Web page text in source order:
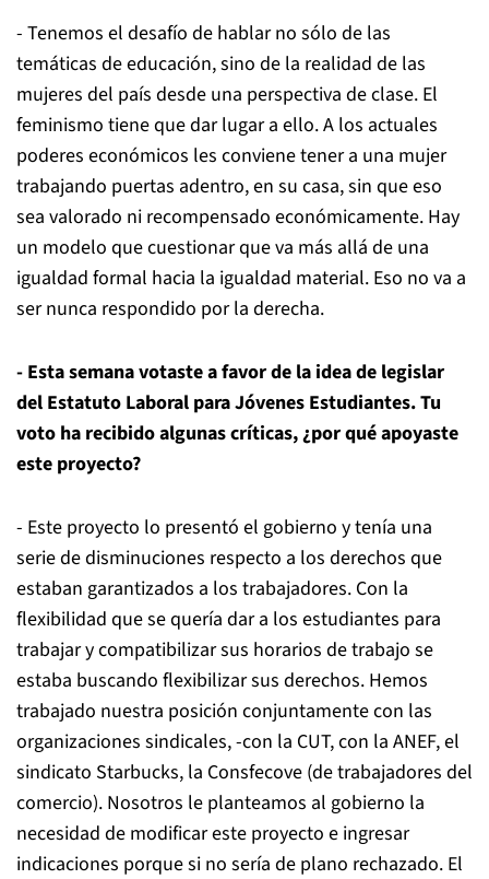
- Tenemos el desafío de hablar no sólo de las
temáticas de educación, sino de la realidad de las
mujeres del país desde una perspectiva de clase. El
feminismo tiene que dar lugar a ello. A los actuales
poderes económicos les conviene tener a una mujer
trabajando puertas adentro, en su casa, sin que eso
sea valorado ni recompensado económicamente. Hay
un modelo que cuestionar que va más allá de una
igualdad formal hacia la igualdad material. Eso no va a
ser nunca respondido por la derecha.
- Esta semana votaste a favor de la idea de legislar
del Estatuto Laboral para Jóvenes Estudiantes. Tu
voto ha recibido algunas críticas, ¿por qué apoyaste
este proyecto?
- Este proyecto lo presentó el gobierno y tenía una
serie de disminuciones respecto a los derechos que
estaban garantizados a los trabajadores. Con la
flexibilidad que se quería dar a los estudiantes para
trabajar y compatibilizar sus horarios de trabajo se
estaba buscando flexibilizar sus derechos. Hemos
trabajado nuestra posición conjuntamente con las
organizaciones sindicales, -con la CUT, con la ANEF, el
sindicato Starbucks, la Consfecove (de trabajadores del
comercio). Nosotros le planteamos al gobierno la
necesidad de modificar este proyecto e ingresar
indicaciones porque si no sería de plano rechazado. El